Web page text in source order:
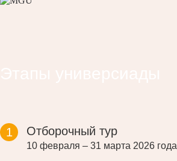
1 Отборочный тур
10 февраля – 31 марта 2026 года